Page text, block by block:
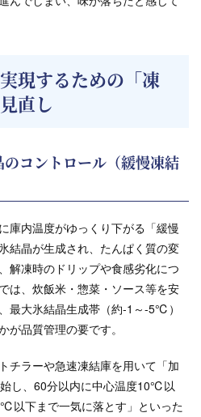
現するための「凍
直し
コントロール（緩慢凍結
庫内温度がゆっくり下がる「緩慢
結晶が生成され、たんぱく質の変
解凍時のドリップや食感劣化につ
は、炊飯米・惣菜・ソース等を安
最大氷結晶生成帯（約-1～-5℃）
が品質管理の要です。
チラーや急速凍結庫を用いて「加
し、60分以内に中心温度10℃以
以下まで一気に落とす」といった